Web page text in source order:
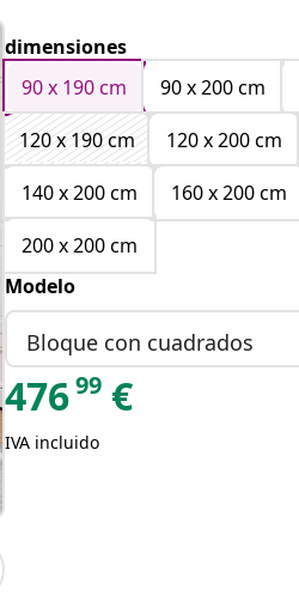
dimensiones
90 x 190 cm
90 x 200 cm
120 x 190 cm
120 x 200 cm
140 x 200 cm
160 x 200 cm
200 x 200 cm
Modelo
Bloque con cuadrados
47699 €
IVA incluido